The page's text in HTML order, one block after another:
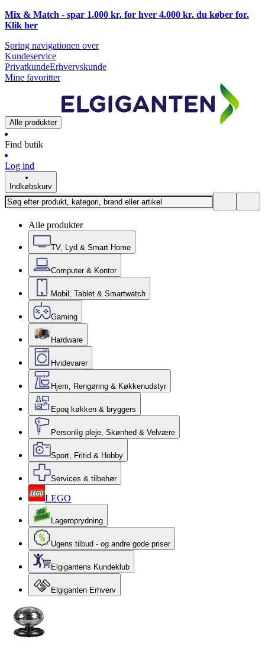
Mix & Match - spar 1.000 kr. for hver 4.000 kr. du køber for.
Klik her
Spring navigationen over
Kundeservice
PrivatkundeErhvervskunde
Mine favoritter
Alle produkter
Find butik
Log ind
Indkøbskurv
Alle produkter
TV, Lyd & Smart Home
Computer & Kontor
Mobil, Tablet & Smartwatch
Gaming
Hardware
Hvidevarer
Hjem, Rengøring & Køkkenudstyr
Epoq køkken & bryggers
Personlig pleje, Skønhed & Velvære
Sport, Fritid & Hobby
Services & tilbehør
LEGO
Lageroprydning
Ugens tilbud - og andre gode priser
Elgigantens Kundeklub
Elgiganten Erhverv